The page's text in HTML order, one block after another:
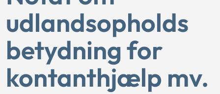
udlandsopholds
betydning for
kontanthjælp mv.